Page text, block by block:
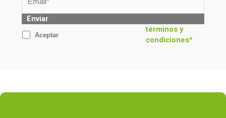
Enviar
Aceptar
términos y
condiciones*